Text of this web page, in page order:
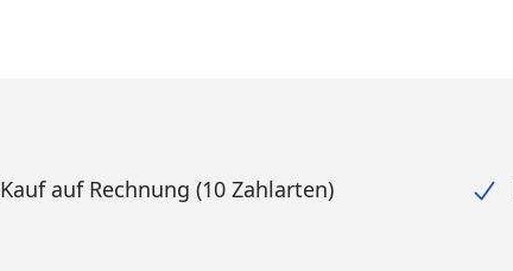
Kauf auf Rechnung (10 Zahlarten)